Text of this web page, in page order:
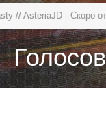
// AsteriaJD - Скоро